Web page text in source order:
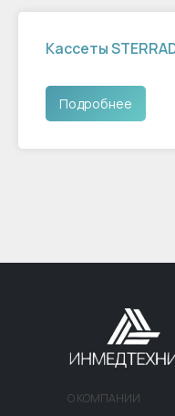
Кассеты
Подробнее
О КОМПАНИИ